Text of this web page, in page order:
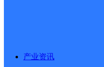
产业资讯
地址：